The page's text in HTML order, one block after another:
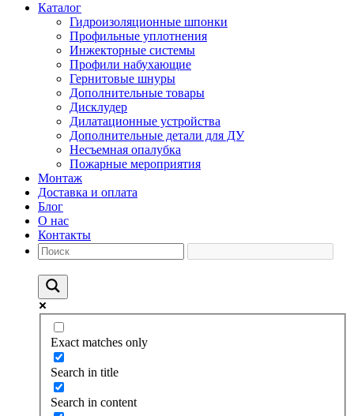
Каталог
Гидроизоляционные шпонки
Профильные уплотнения
Инжекторные системы
Профили набухающие
Гернитовые шнуры
Дополнительные товары
Дисклудер
Дилатационные устройства
Дополнительные детали для ДУ
Несъемная опалубка
Пожарные мероприятия
Монтаж
Доставка и оплата
Блог
О нас
Контакты
Exact matches only
Search in title
Search in content